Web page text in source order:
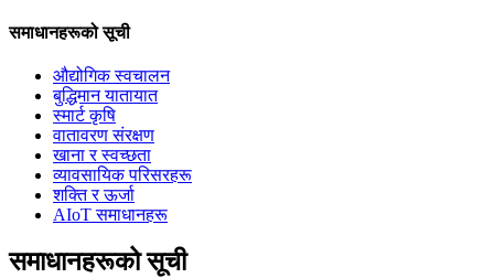
समाधानहरूको सूची
औद्योगिक स्वचालन
बुद्धिमान यातायात
स्मार्ट कृषि
वातावरण संरक्षण
खाना र स्वच्छता
व्यावसायिक परिसरहरू
शक्ति र ऊर्जा
AIoT समाधानहरू
समाधानहरूको सूची